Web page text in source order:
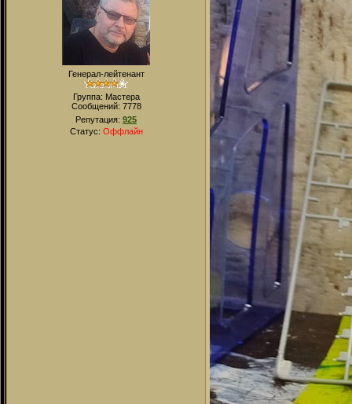
Генерал-лейтенант
Группа: Мастера
Сообщений: 7778
Репутация: 925
Статус: Оффлайн